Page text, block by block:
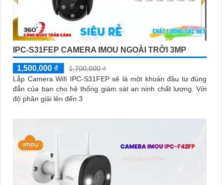
IPC-S31FEP CAMERA IMOU NGOÀI TRỜI 3MP
1,500,000 ₫
1,700,000 ₫
Lắp Camera Wifi IPC-S31FEP sẽ là một khoản đầu tư đúng
đắn của bạn cho hệ thống giám sát an ninh chất lượng. Với
độ phân giải lên đến 3